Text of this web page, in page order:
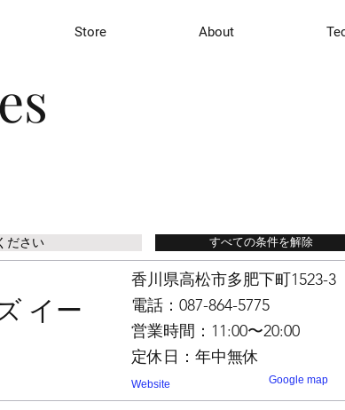
Store About
香川県高松市多肥下町1523-3
電話：087-864-5775
営業時間：11:00〜20:00
定休日：年中無休
Website
イー
Google map
すべての条件を解除